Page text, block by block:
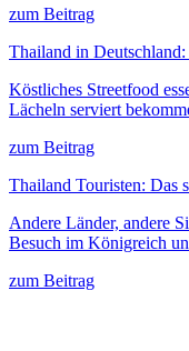
zum Beitrag
Thailand in
Köstliches Streetfood
Lächeln serviert
zum Beitrag
Thailand Touristen: Das
Andere Länder, andere
Besuch im Königreich
zum Beitrag